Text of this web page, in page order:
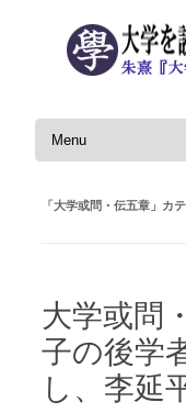
コンテンツへスキップ
「大学或問・伝五章 」カ
大学或問
子の後学
し、李延